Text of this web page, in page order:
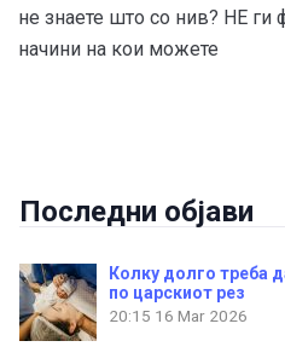
не знаете што со нив? НЕ ги
начини на кои можете
Последни објави
Колку долго треба
по царскиот рез
20:15 16 Mar 2026